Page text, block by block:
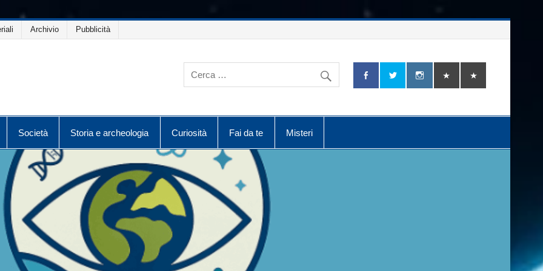
Archivio Pubblicità
Società Storia e archeologia Curiosità Fai da te Misteri